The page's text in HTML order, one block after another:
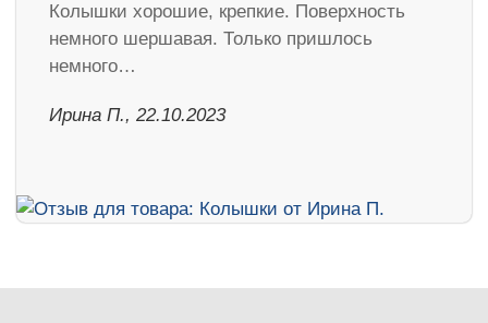
Колышки хорошие, крепкие. Поверхность
немного шершавая. Только пришлось
немного…
Ирина П., 22.10.2023